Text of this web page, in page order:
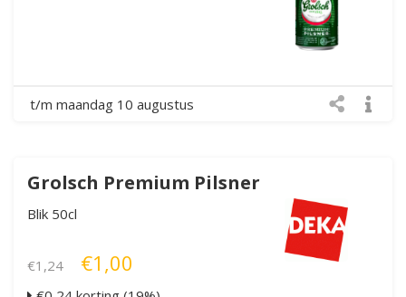
t/m maandag 10 augustus
Grolsch Premium Pilsner
Blik 50cl
€1,24 €1,00